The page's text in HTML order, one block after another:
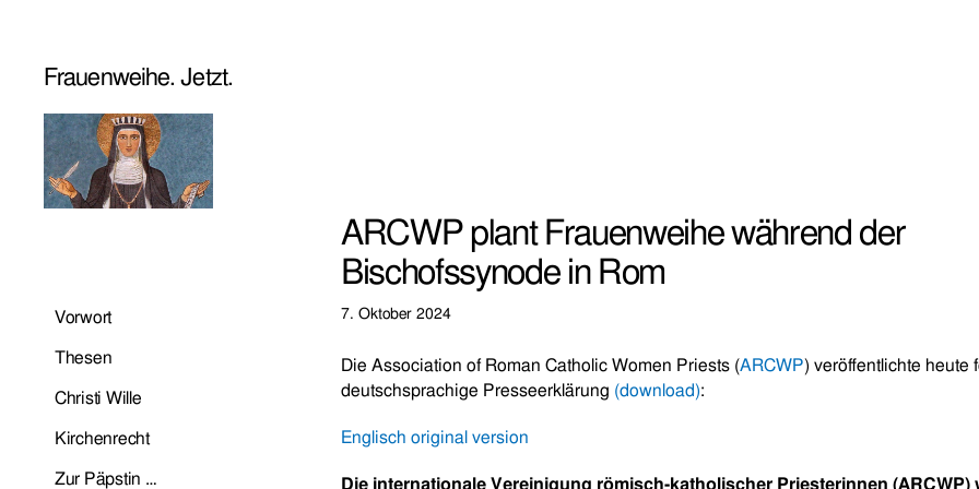
Frauenweihe. Jetzt.
ARCWP plant Frauenweihe während der
Bischofssynode in Rom
7. Oktober 2024
Die Association of Roman Catholic Women Priests (ARCWP) veröffentlichte heute
deutschsprachige Presseerklärung (download):
Englisch original version
Die internationale Vereinigung römisch-katholischer Priesterinnen (ARCWP)
Vorwort
Thesen
Christi Wille
Kirchenrecht
Zur Päpstin …